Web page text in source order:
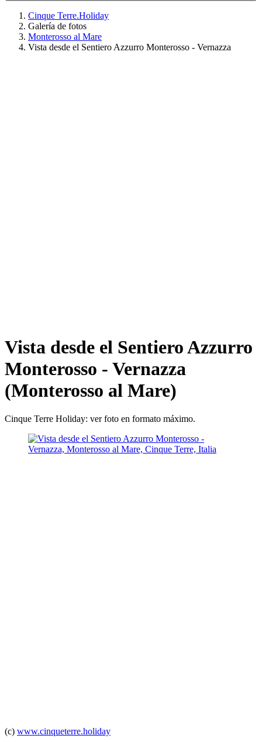
Cinque Terre.Holiday
Galería de fotos
Monterosso al Mare
Vista desde el Sentiero Azzurro Monterosso - Vernazza
Vista desde el Sentiero Azzurro
Monterosso - Vernazza
(Monterosso al Mare)
Cinque Terre Holiday: ver foto en formato máximo.
(c) www.cinqueterre.holiday